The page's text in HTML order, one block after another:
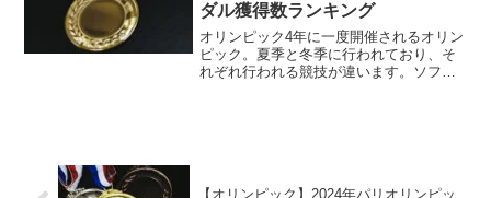
ダル獲得数ランキング
オリンピック4年に一度開催されるオリン
ピック。夏季と冬季に行われており、そ
れぞれ行われる競技が違います。ソフト
【オリンピック】2024年パリオリンピッ